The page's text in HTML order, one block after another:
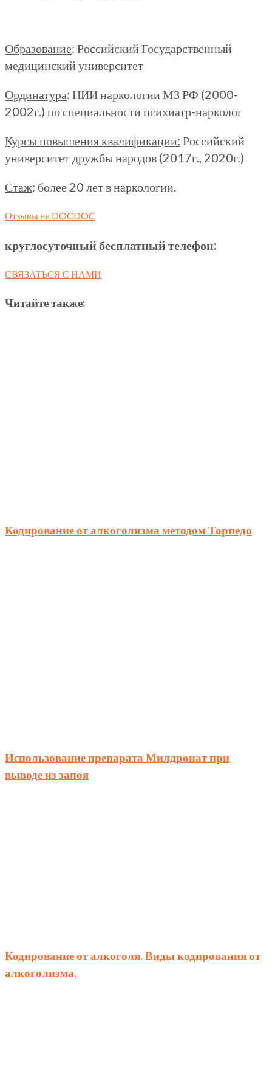
Образование: Российский Государственный
медицинский университет
Ординатура: НИИ наркологии МЗ РФ (2000-
2002г.) по специальности психиатр-нарколог
Курсы повышения квалификации: Российский
университет дружбы народов (2017г., 2020г.)
Стаж: более 20 лет в наркологии.
Отзывы на DOCDOC
круглосуточный бесплатный телефон:
СВЯЗАТЬСЯ С НАМИ
Читайте также:
Кодирование от алкоголизма методом Торпедо
Использование препарата Милдронат при
выводе из запоя
Кодирование от алкоголя. Виды кодирования от
алкоголизма.